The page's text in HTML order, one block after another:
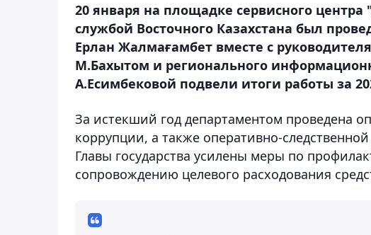
20 января на площадке сервисного
службой Восточного Казахстана был
Ерлан Жалмағамбет вместе с
М.Бахытом и регионального
А.Есимбековой подвели итоги работы за
За истекший год департаментом проведена
коррупции, а также оперативно-
Главы государства усилены меры по
сопровождению целевого расходования